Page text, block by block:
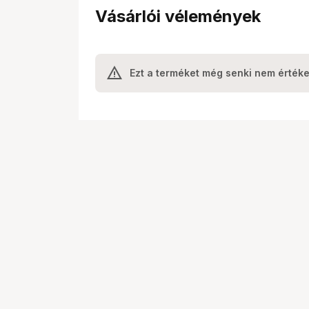
Vásárlói vélemények
Ezt a terméket még senki nem